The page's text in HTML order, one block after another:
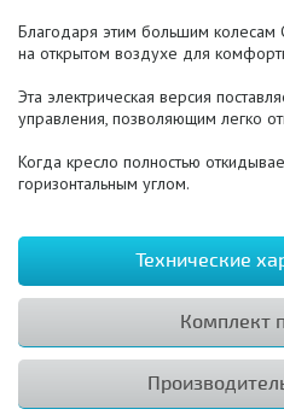
Благодаря этим большим колесам
на открытом воздухе для
Эта электрическая версия
управления, позволяющим легко
Когда кресло полностью
горизонтальным углом.
Технические
Комплект